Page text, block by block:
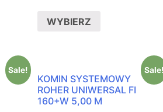
WYBIERZ
Sale!
KOMIN SYSTEMOWY
ROHER UNIWERSAL FI
160+W 5,00 M